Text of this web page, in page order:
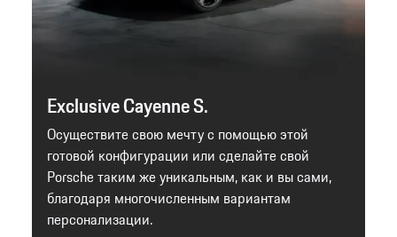
Exclusive Cayenne S.
Осуществите свою мечту с помощью этой
готовой конфигурации или сделайте свой
Porsche таким же уникальным, как и вы сами,
благодаря многочисленным вариантам
персонализации.